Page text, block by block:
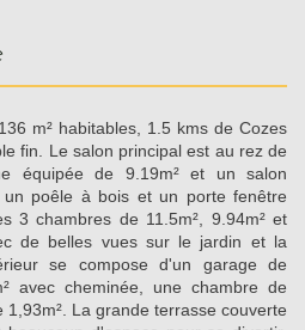
m² habitables, 1.5 kms de Cozes
fin. Le salon principal est au rez de
équipée de 9.19m² et un salon
un poêle à bois et un porte fenêtre
3 chambres de 11.5m², 9.94m² et
de belles vues sur le jardin et la
se compose d'un garage de
avec cheminée, une chambre de
1,93m². La grande terrasse couverte